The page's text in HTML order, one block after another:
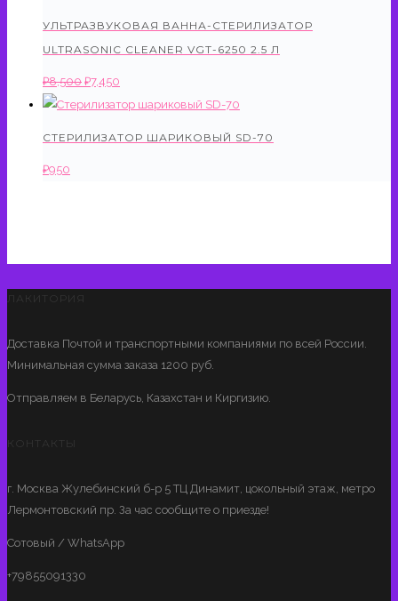
УЛЬТРАЗВУКОВАЯ ВАННА-СТЕРИЛИЗАТОР
ULTRASONIC CLEANER VGT-6250 2.5 Л
₽8,500 Первоначальная
цена
₽7,450
цена:
СТЕРИЛИЗАТОР ШАРИКОВЫЙ SD-70
₽950
ЛАКИТОРИЯ
Доставка Почтой и транспортными компаниями по всей России.
Минимальная сумма заказа 1200 руб.
Отправляем в Беларусь, Казахстан и Киргизию.
КОНТАКТЫ
г. Москва Жулебинский б-р 5 ТЦ Динамит, цокольный этаж, метро
Лермонтовский пр. За час сообщите о приезде!
Сотовый / WhatsApp
+79855091330